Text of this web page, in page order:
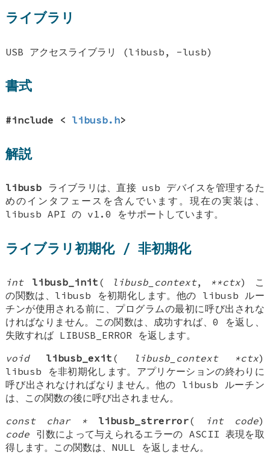
ライブラリ
USB アクセスライブラリ (libusb, -lusb)
書式
#include < libusb.h>
解説
libusb ライブラリは、直接 usb デバイスを管理するた
めのインタフェースを含んでいます。現在の実装は、
libusb API の v1.0 をサポートしています。
ライブラリ初期化 / 非初期化
int libusb_init ( libusb_context, **ctx) こ
の関数は、libusb を初期化します。他の libusb ルー
チンが使用される前に、プログラムの最初に呼び出されな
ければなりません。この関数は、成功すれば、0 を返し、
失敗すれば LIBUSB_ERROR を返します。
void
libusb_exit ( libusb_context *ctx)
libusb を非初期化します。アプリケーションの終わりに
呼び出されなければなりません。他の libusb ルーチン
は、この関数の後に呼び出されません。
const char *
libusb_strerror( int code)
code 引数によって与えられるエラーの ASCII 表現を取
得します。この関数は、NULL を返しません。